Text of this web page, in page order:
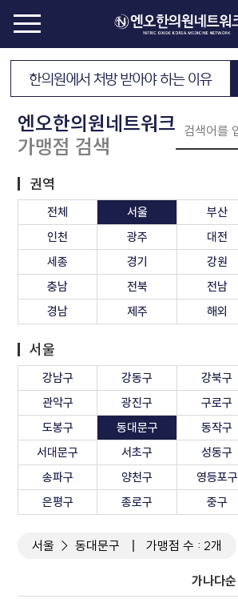
한의원에서 처방 받아야 하는 이유
엔오한의원네트워크
가맹점 검색
권역
전체 서울 부산
인천
광주 대전
세종
경기 강원
충남
전북 전남
경남
제주 해외
서울
강남구 강동구 강북구
관악구
광진구 구로구
도봉구
동대문구 동작구
서대문구
서초구 성동구
송파구
양천구 영등포구
은평구
종로구 중구
서울 동대문구 가맹점 수 : 2개
가나다순